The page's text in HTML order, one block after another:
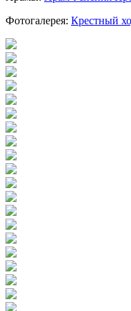
Фотогалерея: Крестный